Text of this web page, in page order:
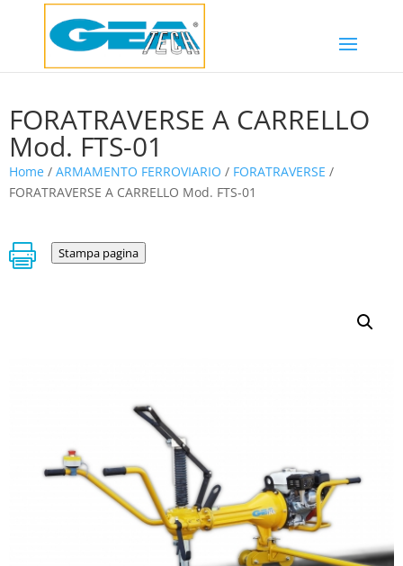
FORATRAVERSE A CARRELLO
Mod. FTS-01
Home / ARMAMENTO FERROVIARIO / FORATRAVERSE /
FORATRAVERSE A CARRELLO Mod. FTS-01
 Stampa pagina